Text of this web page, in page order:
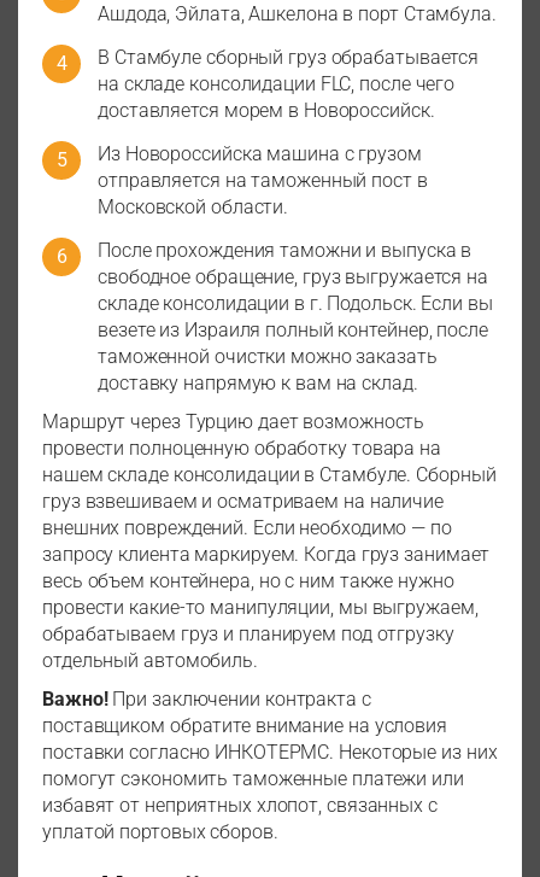
Ашдода, Эйлата, Ашкелона в порт Стамбула.
В Стамбуле сборный груз обрабатывается
на складе консолидации FLC, после чего
доставляется морем в Новороссийск.
Из Новороссийска машина с грузом
отправляется на таможенный пост в
Московской области.
После прохождения таможни и выпуска в
свободное обращение, груз выгружается на
складе консолидации в г. Подольск. Если вы
везете из Израиля полный контейнер, после
таможенной очистки можно заказать
доставку напрямую к вам на склад.
Маршрут через Турцию дает возможность
провести полноценную обработку товара на
нашем складе консолидации в Стамбуле. Сборный
груз взвешиваем и осматриваем на наличие
внешних повреждений. Если необходимо — по
запросу клиента маркируем. Когда груз занимает
весь объем контейнера, но с ним также нужно
провести какие-то манипуляции, мы выгружаем,
обрабатываем груз и планируем под отгрузку
отдельный автомобиль.
Важно!При заключении контракта с
поставщиком обратите внимание на условия
поставки согласно ИНКОТЕРМС. Некоторые из них
помогут сэкономить таможенные платежи или
избавят от неприятных хлопот, связанных с
уплатой портовых сборов.